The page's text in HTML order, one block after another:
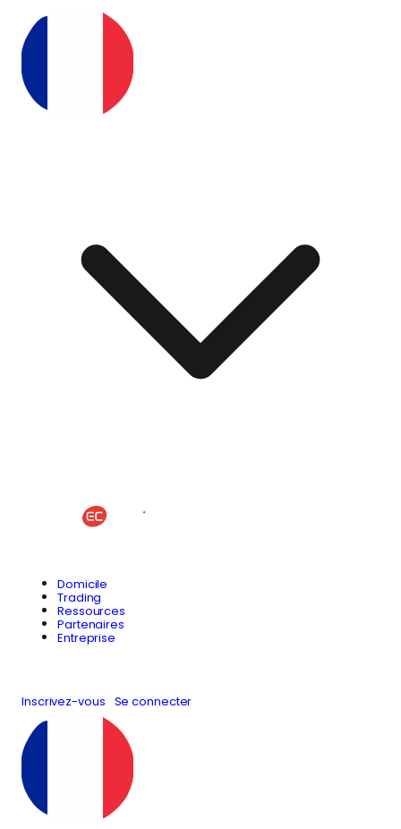
Domicile
Trading
Ressources
Partenaires
Entreprise
Inscrivez-vous Se connecter